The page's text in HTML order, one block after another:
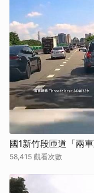
國1新竹段匝道「兩
58,415 觀看次數